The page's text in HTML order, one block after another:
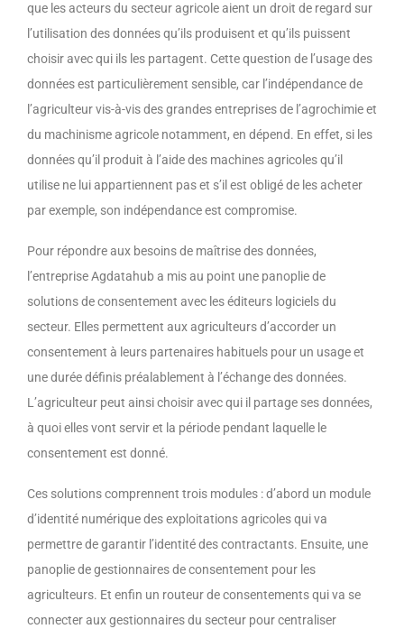
que les acteurs du secteur agricole aient un droit de regard sur
l’utilisation des données qu’ils produisent et qu’ils puissent
choisir avec qui ils les partagent. Cette question de l’usage des
données est particulièrement sensible, car l’indépendance de
l’agriculteur vis-à-vis des grandes entreprises de l’agrochimie et
du machinisme agricole notamment, en dépend. En effet, si les
données qu’il produit à l’aide des machines agricoles qu’il
utilise ne lui appartiennent pas et s’il est obligé de les acheter
par exemple, son indépendance est compromise.
Pour répondre aux besoins de maîtrise des données,
l’entreprise Agdatahub a mis au point une panoplie de
solutions de consentement avec les éditeurs logiciels du
secteur. Elles permettent aux agriculteurs d’accorder un
consentement à leurs partenaires habituels pour un usage et
une durée définis préalablement à l’échange des données.
L’agriculteur peut ainsi choisir avec qui il partage ses données,
à quoi elles vont servir et la période pendant laquelle le
consentement est donné.
Ces solutions comprennent trois modules : d’abord un module
d’identité numérique des exploitations agricoles qui va
permettre de garantir l’identité des contractants. Ensuite, une
panoplie de gestionnaires de consentement pour les
agriculteurs. Et enfin un routeur de consentements qui va se
connecter aux gestionnaires du secteur pour centraliser